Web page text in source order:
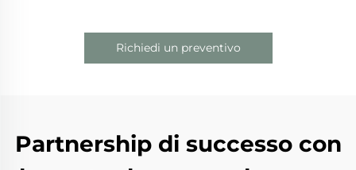
Richiedi un preventivo
Partnership di successo con